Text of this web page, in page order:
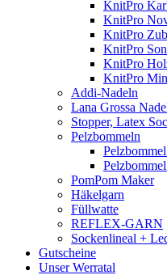
KnitPro
KnitPro
KnitPro
KnitPro
KnitPro
KnitPro
Addi-Nadeln
Lana Grossa
Stopper, Latex
Pelzbommeln
PomPom Maker
Häkelgarn
Füllwatte
REFLEX-GARN
Sockenlineal +
Gutscheine
Unser Werratal